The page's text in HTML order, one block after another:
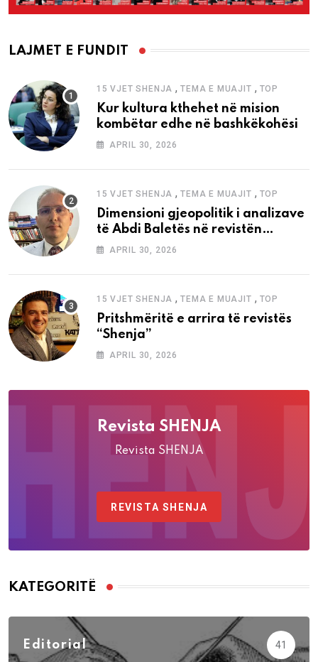
LAJMET E FUNDIT
15 VJET SHENJA ,TEMA E MUAJIT , TOP
Kur kultura kthehet në mision
kombëtar edhe në bashkëkohësi
APRIL 30, 2026
15 VJET SHENJA ,TEMA E MUAJIT , TOP
Dimensioni gjeopolitik i analizave
të Abdi Baletës në revistën
“Shenja”
APRIL 30, 2026
15 VJET SHENJA ,TEMA E MUAJIT , TOP
Pritshmëritë e arrira të revistës
“Shenja”
APRIL 30, 2026
Revista SHENJA
Revista SHENJA
REVISTA SHENJA
KATEGORITË
Editorial 41